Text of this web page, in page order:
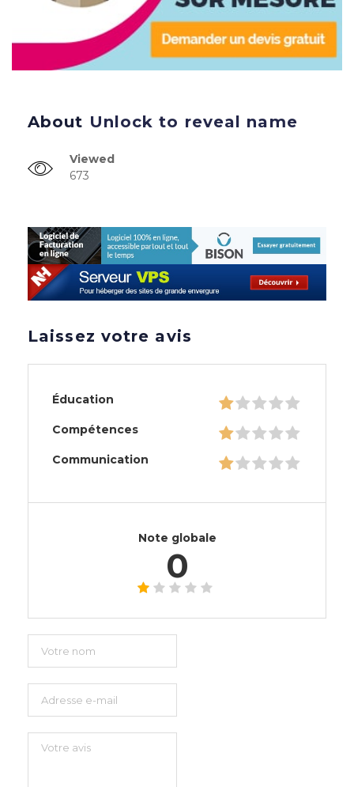
About Unlock to reveal name
Viewed
673
Laissez votre avis
Éducation
Compétences
Communication
Note globale
0